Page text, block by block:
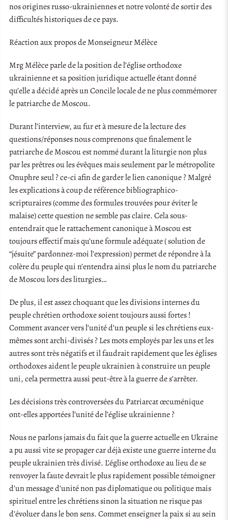
nos origines russo-ukrainiennes et notre volonté de sortir des
difficultés historiques de ce pays.
Réaction aux propos de Monseigneur Mélèce
Mrg Mélèce parle de la position de l’église orthodoxe
ukrainienne et sa position juridique actuelle étant donné
qu’elle a décidé après un Concile locale de ne plus commémorer
le patriarche de Moscou.
Durant l’interview, au fur et à mesure de la lecture des
questions/réponses nous comprenons que finalement le
patriarche de Moscou est nommé durant la liturgie non plus
par les prêtres ou les évêques mais seulement par le métropolite
Onuphre seul ? ce-ci afin de garder le lien canonique ? Malgré
les explications à coup de référence bibliographico-
scripturaires (comme des formules trouvées pour éviter le
malaise) cette question ne semble pas claire. Cela sous-
entendrait que le rattachement canonique à Moscou est
toujours effectif mais qu’une formule adéquate ( solution de
“jésuite” pardonnez-moi l’expression) permet de répondre à la
colère du peuple qui n’entendra ainsi plus le nom du patriarche
de Moscou lors des liturgies…
De plus, il est assez choquant que les divisions internes du
peuple chrétien orthodoxe soient toujours aussi fortes !
Comment avancer vers l’unité d’un peuple si les chrétiens eux-
mêmes sont archi-divisés ? Les mots employés par les uns et les
autres sont très négatifs et il faudrait rapidement que les églises
orthodoxes aident le peuple ukrainien à construire un peuple
uni, cela permettra aussi peut-être à la guerre de s’arrêter.
Les décisions très controversées du Patriarcat œcuménique
ont-elles apportées l’unité de l’église ukrainienne ?
Nous ne parlons jamais du fait que la guerre actuelle en Ukraine
a pu aussi vite se propager car déjà existe une guerre interne du
peuple ukrainien très divisé. L’église orthodoxe au lieu de se
renvoyer la faute devrait le plus rapidement possible témoigner
d’un message d’unité non pas diplomatique ou politique mais
spirituel entre les chrétiens sinon la situation ne risque pas
d’évoluer dans le bon sens. Commet enseigner la paix si au sein